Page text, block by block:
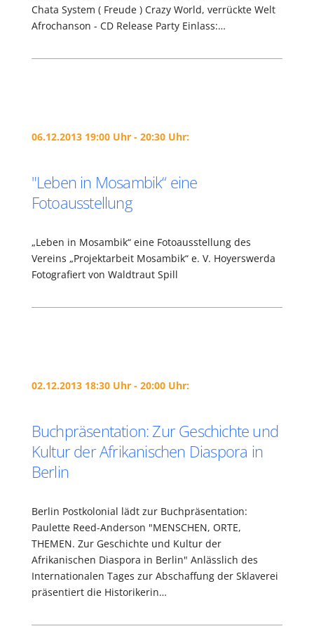
Chata System ( Freude ) Crazy World, verrückte Welt
Afrochanson - CD Release Party Einlass:…
06.12.2013 19:00 Uhr - 20:30 Uhr:
"Leben in Mosambik“ eine
Fotoausstellung
„Leben in Mosambik“ eine Fotoausstellung des
Vereins „Projektarbeit Mosambik“ e. V. Hoyerswerda
Fotografiert von Waldtraut Spill
02.12.2013 18:30 Uhr - 20:00 Uhr:
Buchpräsentation: Zur Geschichte und
Kultur der Afrikanischen Diaspora in
Berlin
Berlin Postkolonial lädt zur Buchpräsentation:
Paulette Reed-Anderson "MENSCHEN, ORTE,
THEMEN. Zur Geschichte und Kultur der
Afrikanischen Diaspora in Berlin" Anlässlich des
Internationalen Tages zur Abschaffung der Sklaverei
präsentiert die Historikerin…